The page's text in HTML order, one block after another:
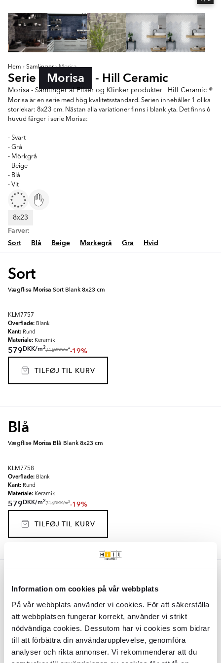
Information om cookies på vår webbplats
På vår webbplats använder vi cookies. För att säkerställa
att webbplatsen fungerar korrekt, använder vi strikt
nödvändiga cookies. Dessutom har vi cookies som bidrar
till att förbättra din användarupplevelse, genomföra
analyser och rikta annonser. Vi rekommenderar att du
Hem Samlinger Morisa
Serie Morisa - Hill Ceramic
Morisa - Samlinger af Fliser og Klinker produkter | Hill Ceramic ®
Morisa är en serie med hög kvalitetsstandard. Serien innehåller 1 olika
storlekar: 8x23 cm. Nästan alla variationer finns i blank yta. Det finns 6
huvud färger i serie Morisa:
- Svart
- Grå
- Mörkgrå
- Beige
- Blå
- Vit
8x23
Farver:
Sort
Blå Beige Mørkegrå Gra Hvid
Sort
Vægflise Morisa Sort Blank 8x23 cm
KLM7757
Overflade: Blank
Kant: Rund
Materiale: Keramik
579DKK/m2
716DKK/m2-19%
TILFØJ TIL KURV
Blå
Vægflise Morisa Blå Blank 8x23 cm
KLM7758
Overflade: Blank
Kant: Rund
Materiale: Keramik
579DKK/m2
716DKK/m2-19%
TILFØJ TIL KURV
Beige
cm
Overflade:Blank
Kant: Rund
579DKK/m 2 2-19%